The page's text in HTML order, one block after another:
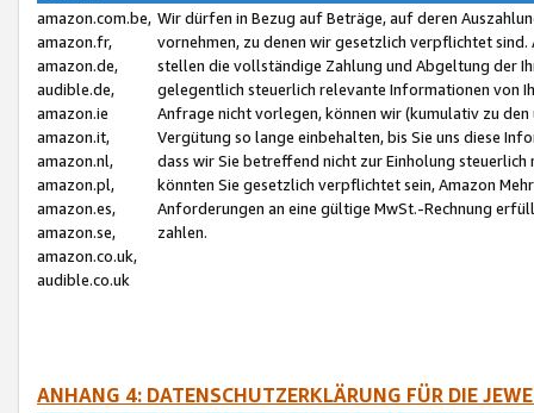
amazon.com.be,
amazon.fr,
amazon.de,
audible.de,
amazon.ie
amazon.it,
amazon.nl,
amazon.pl,
amazon.es,
amazon.se,
amazon.co.uk,
audible.co.uk
Wir dürfen in Bezug auf Beträge, auf deren
vornehmen, zu denen wir gesetzlich verpflichtet
stellen die vollständige Zahlung und Abgeltung der
gelegentlich steuerlich relevante Informationen von
Anfrage nicht vorlegen, können wir (kumulativ zu
Vergütung so lange einbehalten, bis Sie uns diese
dass wir Sie betreffend nicht zur Einholung
könnten Sie gesetzlich verpflichtet sein, Amazon
Anforderungen an eine gültige MwSt.-Rechnung
zahlen.
ANHANG 4: DATENSCHUTZERKLÄRUNG FÜR DIE